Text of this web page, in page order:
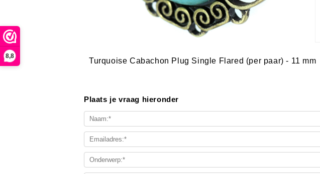
8,8
Turquoise Cabachon Plug Single Flared (per paar) - 11 mm
Plaats je vraag hieronder